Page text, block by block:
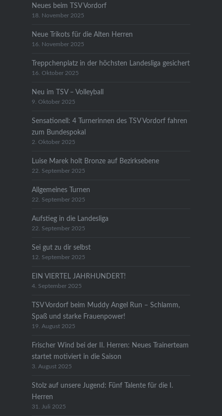
Neues beim TSV Vordorf
18. November 2025
Neue Trikots für die Alten Herren
16. November 2025
Treppchenplatz in der höchsten Landesliga gesichert
16. Oktober 2025
Neu im TSV – Volleyball
9. Oktober 2025
Sensationell: 4 Turnerinnen des TSV Vordorf fahren
zum Bundespokal
2. Oktober 2025
Luise Marek holt Bronze auf Bezirksebene
22. September 2025
Allgemeines Turnen
22. September 2025
Aufstieg in die Landesliga
22. September 2025
Sei gut zu dir selbst
12. September 2025
EIN VIERTEL JAHRHUNDERT!
4. September 2025
TSV Vordorf beim Muddy Angel Run – Schlamm,
Spaß und starke Frauenpower!
19. August 2025
Frischer Wind bei der II. Herren: Neues Trainerteam
startet motiviert in die Saison
3. August 2025
Stolz auf unsere Jugend: Fünf Talente für die I.
Herren
31. Juli 2025